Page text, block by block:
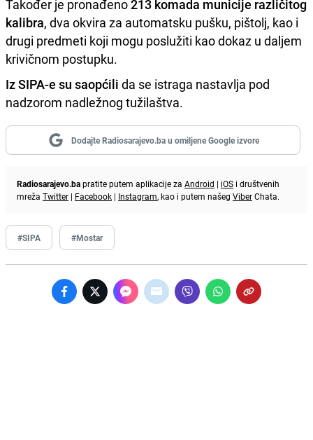
Također je pronađeno213 komada municije različitog
kalibra, dva okvira za automatsku pušku, pištolj, kao i
drugi predmeti koji mogu poslužiti kao dokaz u daljem
krivičnom postupku.
Iz SIPA-e su saopćili da se istraga nastavlja pod
nadzorom nadležnog tužilaštva.
Dodajte Radiosarajevo.ba u omiljene Google izvore
Radiosarajevo.bapratite putem aplikacije za Android | iOS i društvenih
mreža Twitter | Facebook | Instagram, kao i putem našeg ViberChata.
#SIPA #Mostar